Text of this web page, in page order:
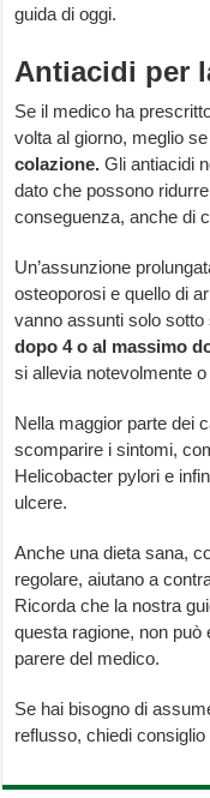
guida di oggi.
Antiacidi per
Se il medico ha
volta al giorno, meglio
colazione. Gli antiacidi
dato che possono
conseguenza, anche di
Un’assunzione
osteoporosi e quello di
vanno assunti solo
dopo 4 o al massimo
si allevia notevolmente
Nella maggior parte dei
scomparire i sintomi,
Helicobacter pylori e
ulcere.
Anche una dieta sana,
regolare, aiutano a
Ricorda che la nostra
questa ragione, non
parere del medico.
Se hai bisogno di
reflusso, chiedi